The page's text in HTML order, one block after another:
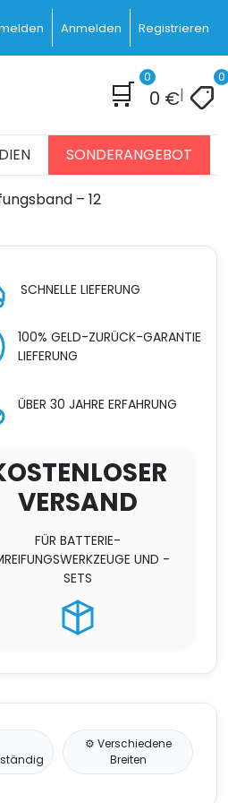
Anmelden Registrieren
🛒 0
0 €|
0
SONDERANGEBOT
– 12
SCHNELLE LIEFERUNG
100% GELD-ZURÜCK-GARANTIE
LIEFERUNG
ÜBER 30 JAHRE ERFAHRUNG
VERSAND
FÜR BATTERIE-
UND -
SETS
⚙️ Verschiedene
Breiten